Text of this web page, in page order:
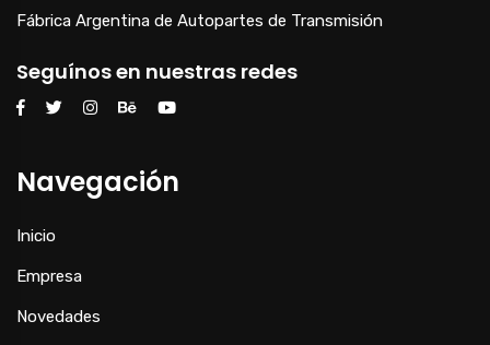
Fábrica Argentina de Autopartes de Transmisión
Seguínos en nuestras redes
Navegación
Inicio
Empresa
Novedades